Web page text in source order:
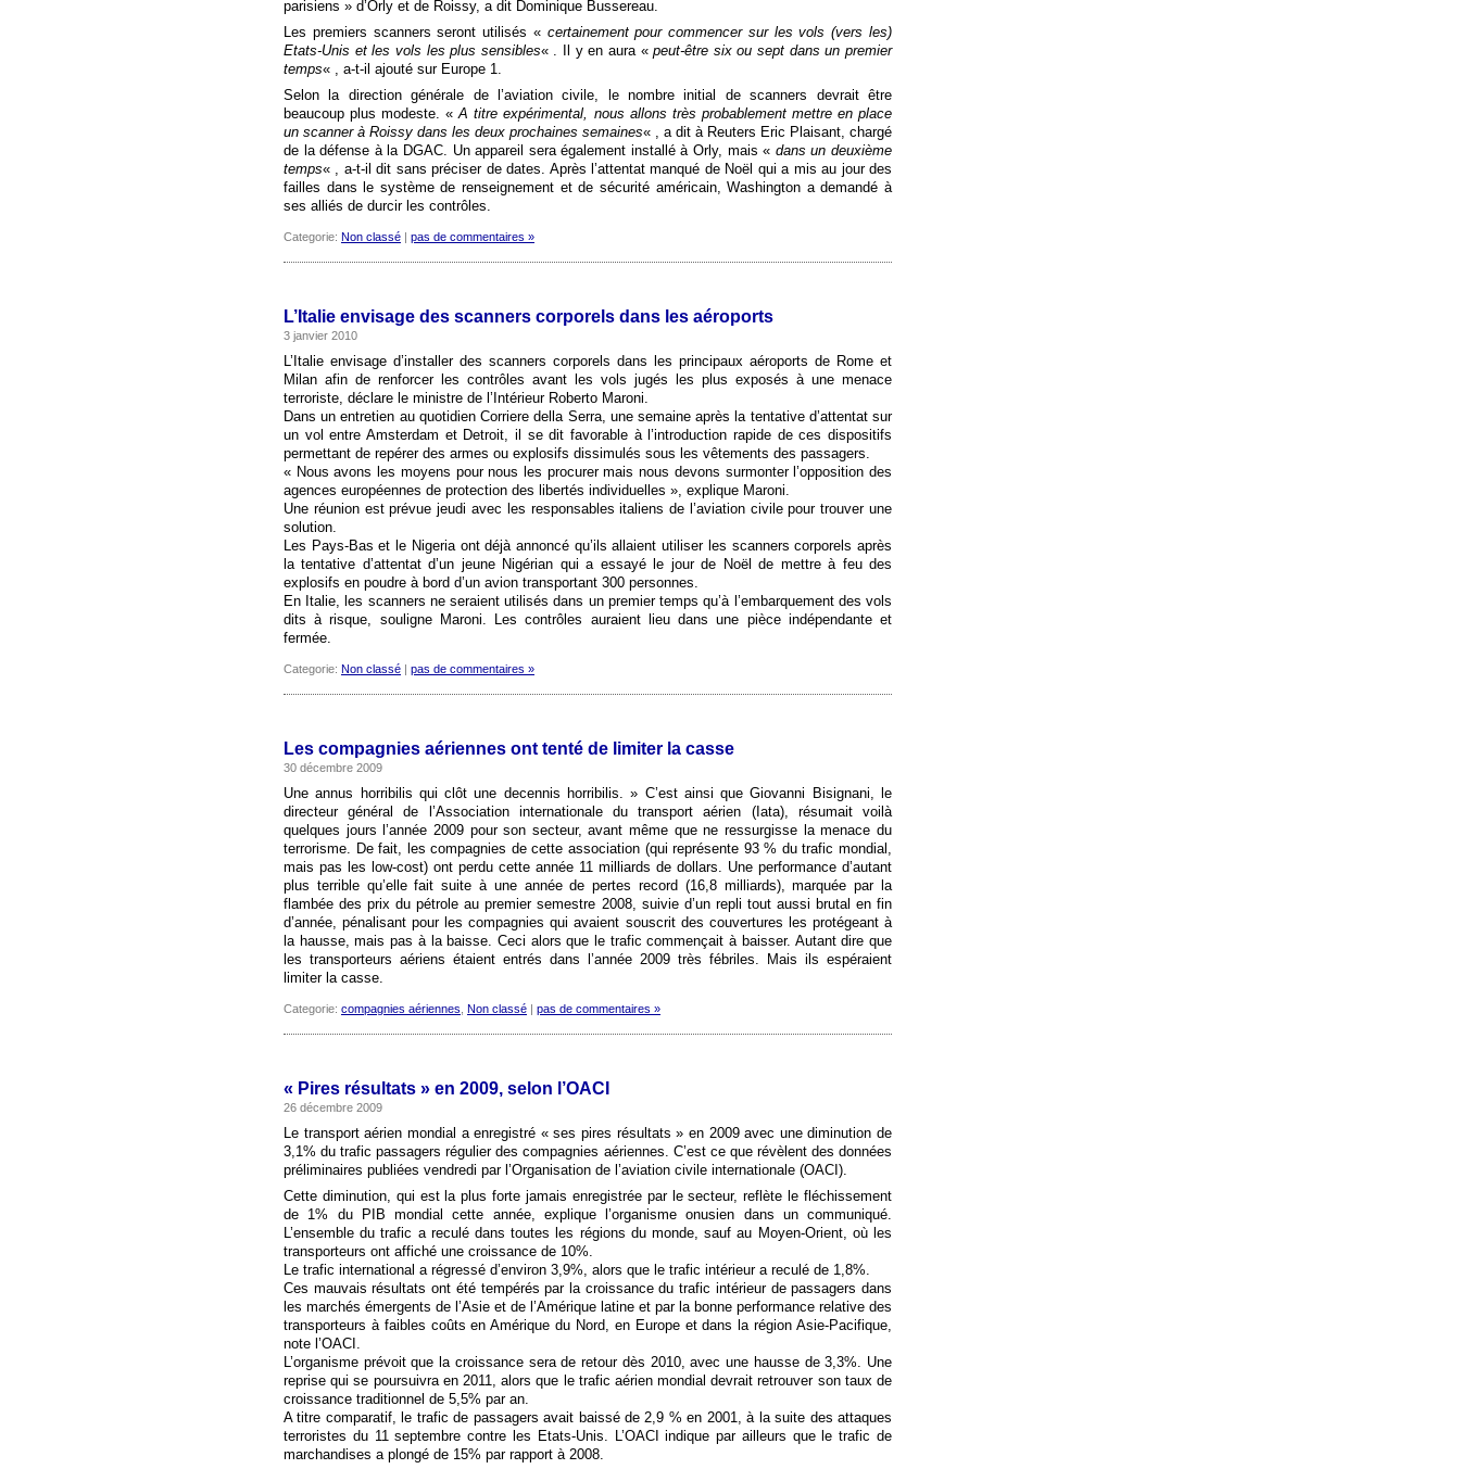
parisiens » d’Orly et de Roissy, a dit Dominique Bussereau.
Les premiers scanners seront utilisés « certainement pour commencer sur les vols (vers les)
Etats-Unis et les vols les plus sensibles« . Il y en aura «peut-être six ou sept dans un premier
temps« , a-t-il ajouté sur Europe 1.
Selon la direction générale de l’aviation civile, le nombre initial de scanners devrait être
beaucoup plus modeste. «A titre expérimental, nous allons très probablement mettre en place
un scanner à Roissy dans les deux prochaines semaines« , a dit à Reuters Eric Plaisant, chargé
de la défense à la DGAC. Un appareil sera également installé à Orly, mais « dans un deuxième
temps« , a-t-il dit sans préciser de dates. Après l’attentat manqué de Noël qui a mis au jour des
failles dans le système de renseignement et de sécurité américain, Washington a demandé à
ses alliés de durcir les contrôles.
Categorie: Non classé | pas de commentaires »
L’Italie envisage des scanners corporels dans les aéroports
3 janvier 2010
L’Italie envisage d’installer des scanners corporels dans les principaux aéroports de Rome et
Milan afin de renforcer les contrôles avant les vols jugés les plus exposés à une menace
terroriste, déclare le ministre de l’Intérieur Roberto Maroni.
Dans un entretien au quotidien Corriere della Serra, une semaine après la tentative d’attentat sur
un vol entre Amsterdam et Detroit, il se dit favorable à l’introduction rapide de ces dispositifs
permettant de repérer des armes ou explosifs dissimulés sous les vêtements des passagers.
« Nous avons les moyens pour nous les procurer mais nous devons surmonter l’opposition des
agences européennes de protection des libertés individuelles », explique Maroni.
Une réunion est prévue jeudi avec les responsables italiens de l’aviation civile pour trouver une
solution.
Les Pays-Bas et le Nigeria ont déjà annoncé qu’ils allaient utiliser les scanners corporels après
la tentative d’attentat d’un jeune Nigérian qui a essayé le jour de Noël de mettre à feu des
explosifs en poudre à bord d’un avion transportant 300 personnes.
En Italie, les scanners ne seraient utilisés dans un premier temps qu’à l’embarquement des vols
dits à risque, souligne Maroni. Les contrôles auraient lieu dans une pièce indépendante et
fermée.
Categorie: Non classé | pas de commentaires »
Les compagnies aériennes ont tenté de limiter la casse
30 décembre 2009
Une annus horribilis qui clôt une decennis horribilis. » C’est ainsi que Giovanni Bisignani, le
directeur général de l’Association internationale du transport aérien (Iata), résumait voilà
quelques jours l’année 2009 pour son secteur, avant même que ne ressurgisse la menace du
terrorisme. De fait, les compagnies de cette association (qui représente 93 % du trafic mondial,
mais pas les low-cost) ont perdu cette année 11 milliards de dollars. Une performance d’autant
plus terrible qu’elle fait suite à une année de pertes record (16,8 milliards), marquée par la
flambée des prix du pétrole au premier semestre 2008, suivie d’un repli tout aussi brutal en fin
d’année, pénalisant pour les compagnies qui avaient souscrit des couvertures les protégeant à
la hausse, mais pas à la baisse. Ceci alors que le trafic commençait à baisser. Autant dire que
les transporteurs aériens étaient entrés dans l’année 2009 très fébriles. Mais ils espéraient
limiter la casse.
Categorie: compagnies aériennes Non classé | pas de commentaires »
« Pires résultats » en 2009, selon l’OACI
26 décembre 2009
Le transport aérien mondial a enregistré « ses pires résultats » en 2009 avec une diminution de
3,1% du trafic passagers régulier des compagnies aériennes. C’est ce que révèlent des données
préliminaires publiées vendredi par l’Organisation de l’aviation civile internationale (OACI).
Cette diminution, qui est la plus forte jamais enregistrée par le secteur, reflète le fléchissement
de 1% du PIB mondial cette année, explique l’organisme onusien dans un communiqué.
L’ensemble du trafic a reculé dans toutes les régions du monde, sauf au Moyen-Orient, où les
transporteurs ont affiché une croissance de 10%.
Le trafic international a régressé d’environ 3,9%, alors que le trafic intérieur a reculé de 1,8%.
Ces mauvais résultats ont été tempérés par la croissance du trafic intérieur de passagers dans
les marchés émergents de l’Asie et de l’Amérique latine et par la bonne performance relative des
transporteurs à faibles coûts en Amérique du Nord, en Europe et dans la région Asie-Pacifique,
note l’OACI.
L’organisme prévoit que la croissance sera de retour dès 2010, avec une hausse de 3,3%. Une
reprise qui se poursuivra en 2011, alors que le trafic aérien mondial devrait retrouver son taux de
croissance traditionnel de 5,5% par an.
A titre comparatif, le trafic de passagers avait baissé de 2,9 % en 2001, à la suite des attaques
terroristes du 11 septembre contre les Etats-Unis. L’OACI indique par ailleurs que le trafic de
marchandises a plongé de 15% par rapport à 2008.